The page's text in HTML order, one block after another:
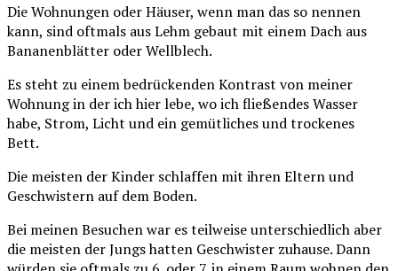
Die Wohnungen oder Häuser, wenn man das so nennen
kann, sind oftmals aus Lehm gebaut mit einem Dach aus
Bananenblätter oder Wellblech.
Es steht zu einem bedrückenden Kontrast von meiner
Wohnung in der ich hier lebe, wo ich fließendes Wasser
habe, Strom, Licht und ein gemütliches und trockenes
Bett.
Die meisten der Kinder schlaffen mit ihren Eltern und
Geschwistern auf dem Boden.
Bei meinen Besuchen war es teilweise unterschiedlich aber
die meisten der Jungs hatten Geschwister zuhause. Dann